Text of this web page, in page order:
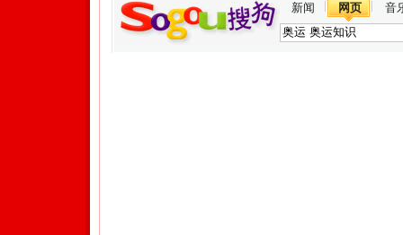
新闻 网页 音